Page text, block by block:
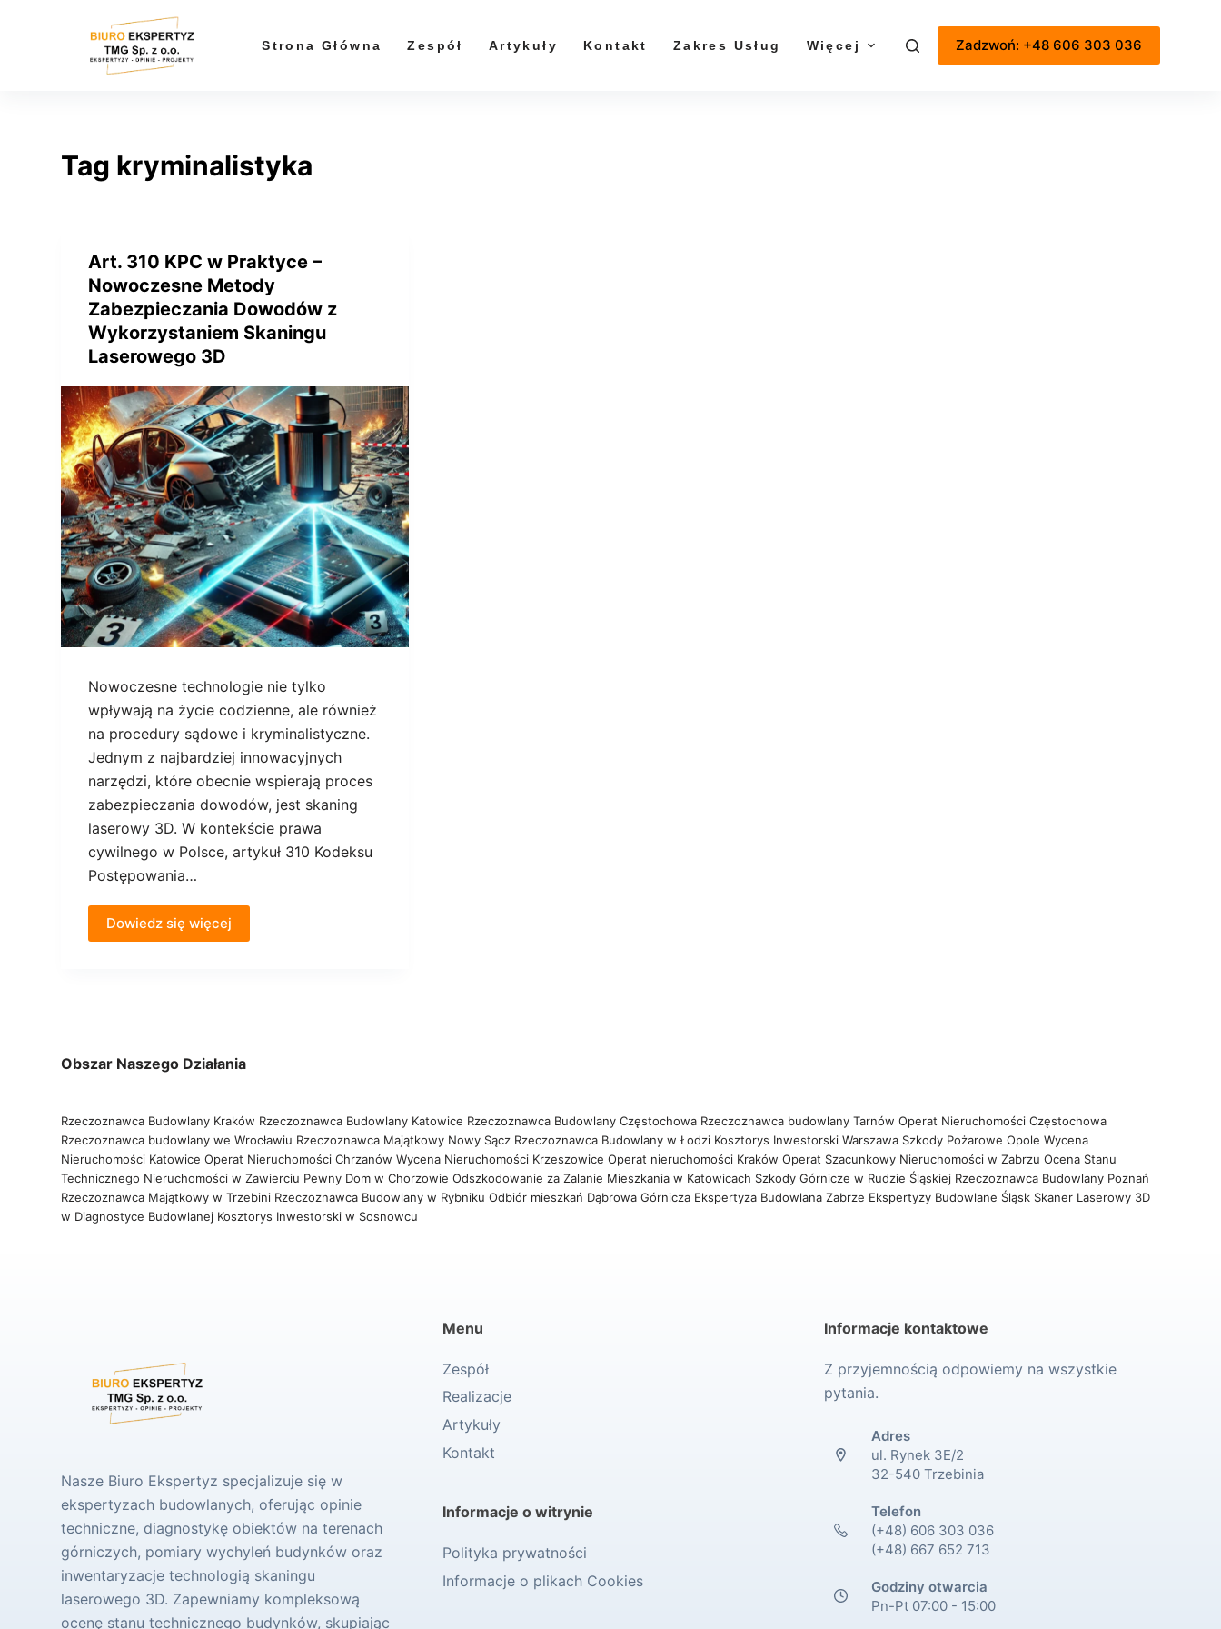
Strona Główna Zespół Artykuły Kontakt Zakres Usług Więcej Zadzwoń: +48 606 303 036
Tag kryminalistyka
Art. 310 KPC w Praktyce –
Nowoczesne Metody
Zabezpieczania Dowodów z
Wykorzystaniem Skaningu
Laserowego 3D
Nowoczesne technologie nie tylko
wpływają na życie codzienne, ale również
na procedury sądowe i kryminalistyczne.
Jednym z najbardziej innowacyjnych
narzędzi, które obecnie wspierają proces
zabezpieczania dowodów, jest skaning
laserowy 3D. W kontekście prawa
cywilnego w Polsce, artykuł 310 Kodeksu
Postępowania…
Dowiedz się więcej
Obszar Naszego Działania
Rzeczoznawca Budowlany Kraków Rzeczoznawca Budowlany Katowice Rzeczoznawca Budowlany Częstochowa Rzeczoznawca budowlany Tarnów Operat Nieruchomości Częstochowa
Rzeczoznawca budowlany we Wrocławiu Rzeczoznawca Majątkowy Nowy Sącz Rzeczoznawca Budowlany w Łodzi Kosztorys Inwestorski Warszawa Szkody Pożarowe OpoleWycena
Nieruchomości Katowice Operat Nieruchomości Chrzanów Wycena Nieruchomości KrzeszowiceOperat nieruchomości Kraków Operat Szacunkowy Nieruchomości w ZabrzuOcena Stanu
Technicznego Nieruchomości w Zawierciu Pewny Dom w Chorzowie Odszkodowanie za Zalanie Mieszkania w Katowicach Szkody Górnicze w Rudzie Śląskiej Rzeczoznawca Budowlany Poznań
Rzeczoznawca Majątkowy w Trzebini Rzeczoznawca Budowlany w RybnikuOdbiór mieszkań Dąbrowa Górnicza Ekspertyza Budowlana Zabrze Ekspertyzy Budowlane Śląsk Skaner Laserowy 3D
w Diagnostyce Budowlanej Kosztorys Inwestorski w Sosnowcu
Nasze Biuro Ekspertyz specjalizuje się w
ekspertyzach budowlanych, oferując opinie
techniczne, diagnostykę obiektów na terenach
górniczych, pomiary wychyleń budynków oraz
inwentaryzacje technologią skaningu
laserowego 3D. Zapewniamy kompleksową
ocenę stanu technicznego budynków, skupiając
Menu
Zespół
Realizacje
Artykuły
Kontakt
Informacje o witrynie
Polityka prywatności
Informacje o plikach Cookies
Informacje kontaktowe
Z przyjemnością odpowiemy na wszystkie
pytania.
Adres
ul. Rynek 3E/2
32-540 Trzebinia
Telefon
(+48) 606 303 036
(+48) 667 652 713
Godziny otwarcia
Pn-Pt 07:00 - 15:00